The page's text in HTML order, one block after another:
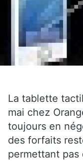
La tablette
mai chez
toujours en
des forfaits
permettant